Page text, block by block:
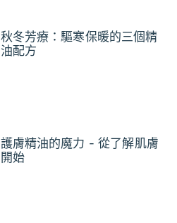
秋冬芳療：驅寒保暖的三個精
油配方
護膚精油的魔力 - 從了解肌膚
開始